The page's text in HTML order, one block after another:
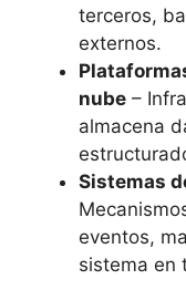
terceros,
externos.
nube –
almacena
Sistemas
eventos,
sistema en